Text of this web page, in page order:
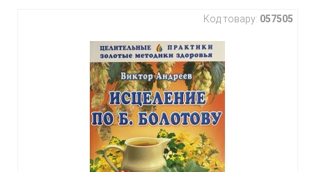
Код товару: 057505